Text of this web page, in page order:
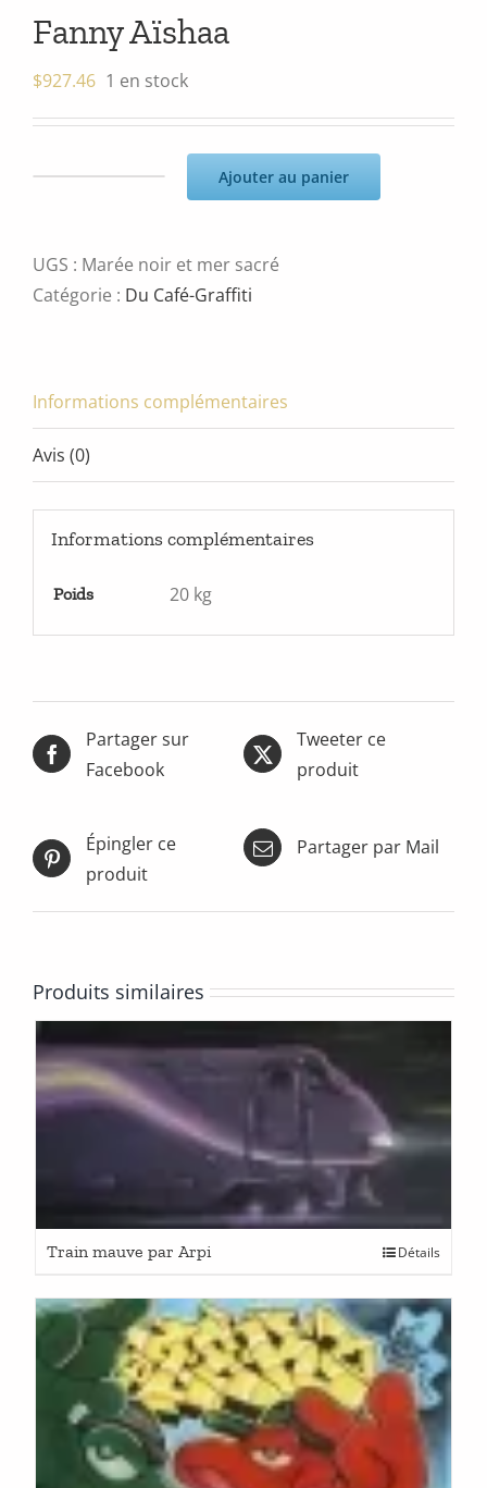
Fanny Aïshaa
$927.46 1 en stock
Fanny
Aïshaa
Ajouter au panier
UGS : Marée noir et mer sacré
Catégorie : Du Café-Graffiti
Informations complémentaires
Avis (0)
Informations complémentaires
Poids 20 kg
Partager sur
Facebook
Tweeter ce
produit
Épingler ce
produit
Partager par Mail
Produits similaires
Train mauve par Arpi Détails